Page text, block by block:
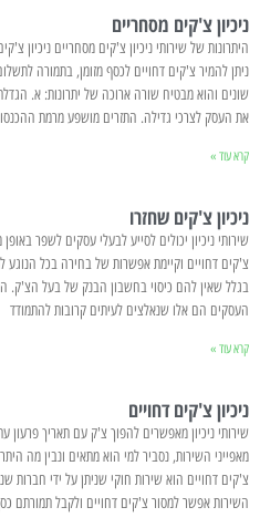
ניכיון צ'קים מסחריים
היתרונות של שירותי ניכיון צ'קים מסחריים ניכיון
ניתן להמיר צ'קים דחויים לכסף מזומן, בתמורה
שונים והוא מבטיח שורה ארוכה של יתרונות: א.
את העסק לצרכי גדילה. התזרים מושפע מרמת
קרא עוד »
ניכיון צ'קים שחזרו
שירותי ניכיון יכולים לסייע לבעלי עסקים לשפר
צ'קים דחויים וקיימת אפשרות של בחירה בכל הנוגע
בגלל שאין להם כיסוי בחשבון הבנק של בעל הצ'ק.
העסקים הם אלו שנאלצים לעיתים קרובות להתמודד
קרא עוד »
ניכיון צ'קים דחויים
שירותי ניכיון מאפשרים להפוך צ'ק עם תאריך פרעון
מאפייני השירות, נסביר למי הוא מתאים ונבין מה
צ'קים דחויים הוא שירות חוקי שניתן על ידי
השירות אפשר למסור צ'קים דחויים ולקבל תמורתם